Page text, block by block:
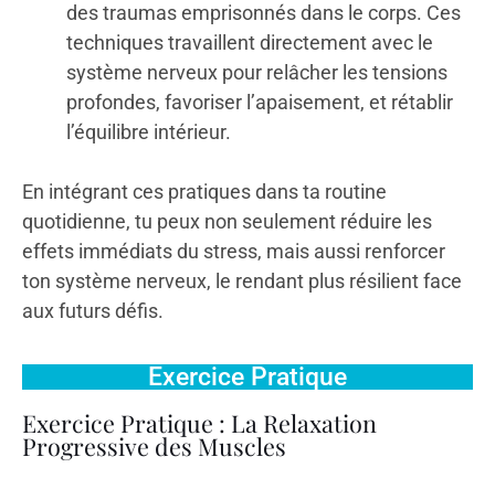
des traumas emprisonnés dans le corps. Ces
techniques travaillent directement avec le
système nerveux pour relâcher les tensions
profondes, favoriser l’apaisement, et rétablir
l’équilibre intérieur.
En intégrant ces pratiques dans ta routine
quotidienne, tu peux non seulement réduire les
effets immédiats du stress, mais aussi renforcer
ton système nerveux, le rendant plus résilient face
aux futurs défis.
Exercice Pratique
Exercice Pratique : La Relaxation
Progressive des Muscles